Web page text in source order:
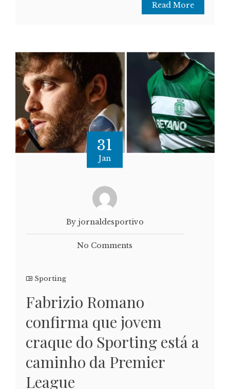
Read More
31
Jan
By jornaldesportivo
No Comments
Sporting
Fabrizio Romano
confirma que jovem
craque do Sporting está a
caminho da Premier
League